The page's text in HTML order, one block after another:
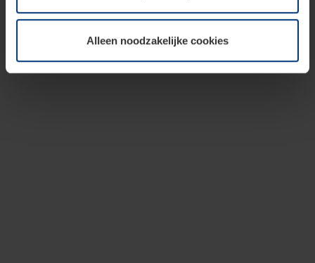
toestemming kunt u op elk moment bij de uitleg van de
wijzigen of herroepen.Alleen noodzakelijke cookies